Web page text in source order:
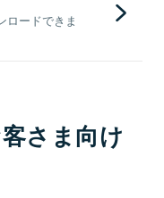
ロードできま
さま向け